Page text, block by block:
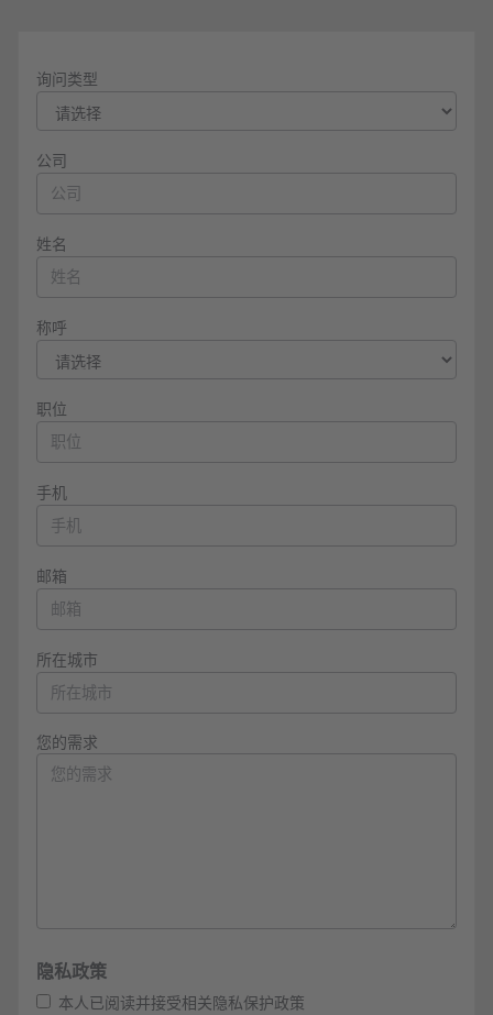
询问类型
公司
姓名
称呼
职位
手机
邮箱
所在城市
您的需求
隐私政策
本人已阅读并接受相关隐私保护政策